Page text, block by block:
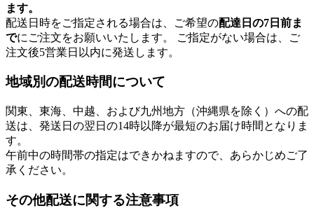
ます。
配送日時をご指定される場合は、ご希望の配達日の7日前ま
でにご注文をお願いいたします。 ご指定がない場合は、ご
注文後5営業日以内に発送します。
地域別の配送時間について
関東、東海、中越、および九州地方（沖縄県を除く）への配
送は、発送日の翌日の14時以降が最短のお届け時間となりま
す。
午前中の時間帯の指定はできかねますので、あらかじめご了
承ください。
その他配送に関する注意事項